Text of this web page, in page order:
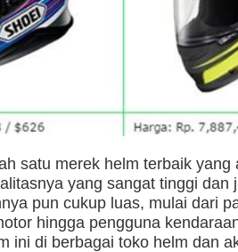
satu merek helm terbaik yang
yang sangat tinggi dan
pun cukup luas, mulai dari
hingga pengguna
ini di berbagai toko helm dan